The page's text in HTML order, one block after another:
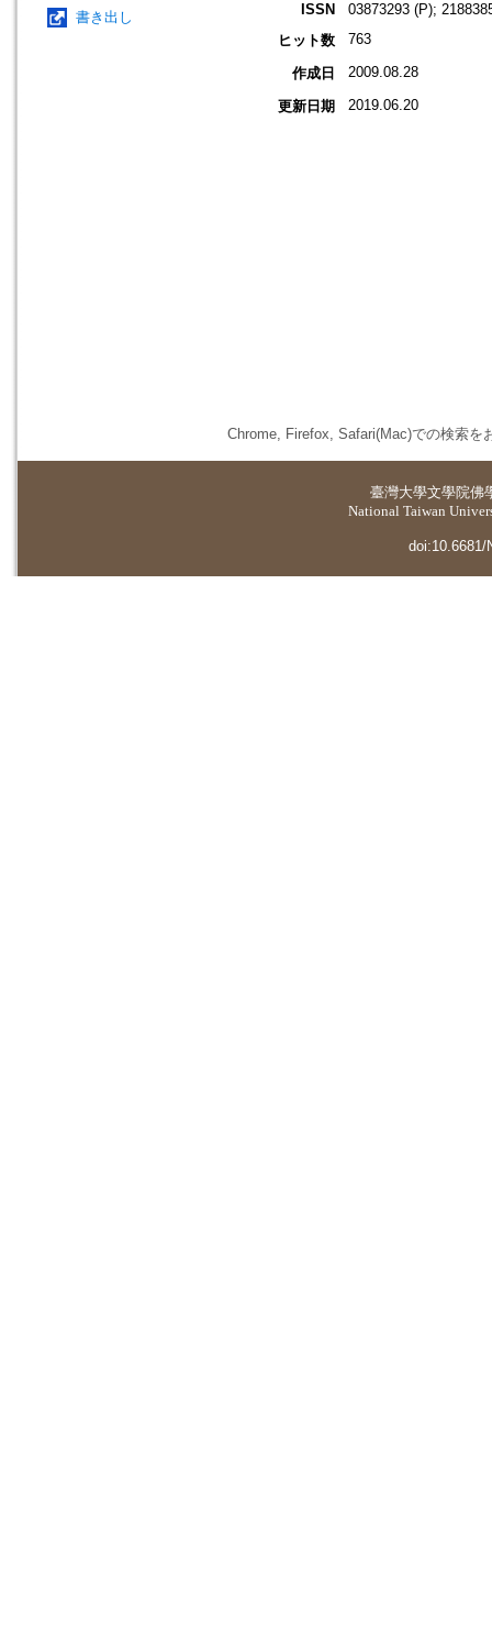
書き出し
ISSN
03873293 (P);
ヒット数
763
作成日 2009.08.28
更新日期 2019.06.20
Chrome, Firefox, Safari(Mac)での検索を
臺灣大學文學院佛
National Taiwan
doi:10.6681/